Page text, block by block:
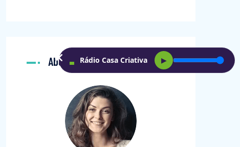
About MeRádio Casa Criativa ▶